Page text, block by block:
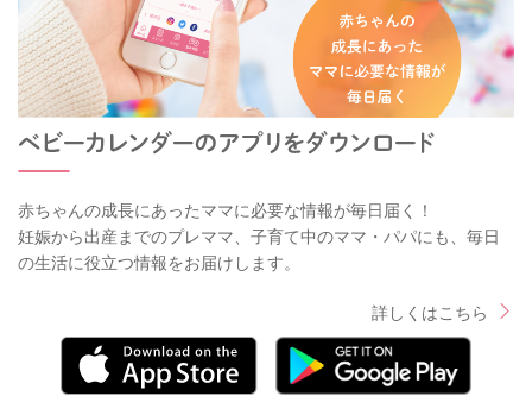
赤ちゃんの成長にあったママに必要な情報が毎日届く！
妊娠から出産までのプレママ、子育て中のママ・パパにも、毎日
の生活に役立つ情報をお届けします。
詳しくはこちら